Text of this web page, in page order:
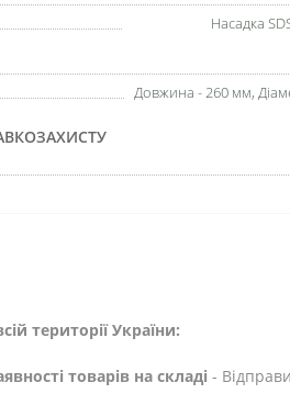
Насадка
Довжина - 260 мм,
території України:
товарів на складі -